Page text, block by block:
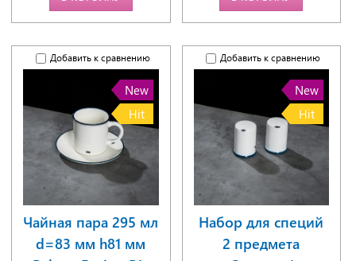
Добавить к сравнению
New
Hit
Чайная пара 295 мл
d=83 мм h81 мм
Добавить к сравнению
New
Hit
Набор для специй
2 предмета